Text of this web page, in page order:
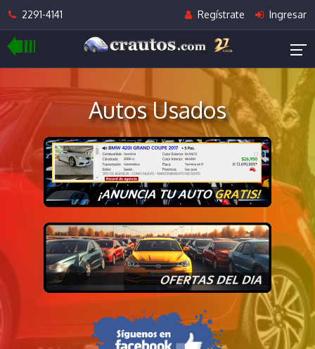
2291-4141 Regístrate Ingresar
Autos Usados